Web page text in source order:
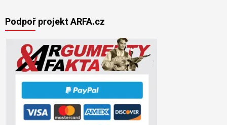
Podpoř projekt ARFA.cz